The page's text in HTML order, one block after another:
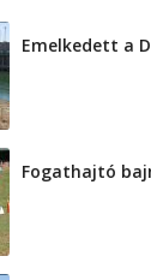
Emelkedett a
Fogathajtó